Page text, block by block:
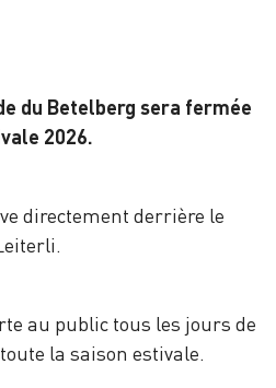
du Betelberg sera fermée
2026.
directement derrière le
au public tous les jours de
la saison estivale.